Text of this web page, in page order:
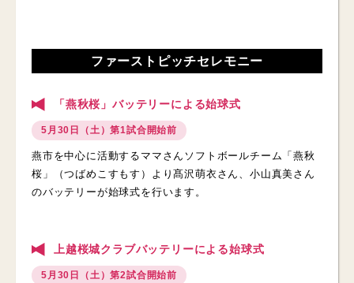
ファーストピッチセレモニー
「燕秋桜」バッテリーによる始球式
5月30日（土）第1試合開始前
燕市を中心に活動するママさんソフトボールチーム「燕秋
桜」（つばめこすもす）より髙沢萌衣さん、小山真美さん
のバッテリーが始球式を行います。
上越桜城クラブバッテリーによる始球式
5月30日（土）第2試合開始前